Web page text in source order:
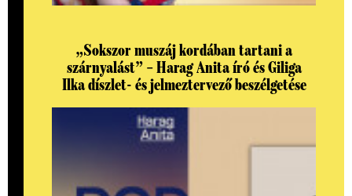
„Sokszor muszáj kordában tartani a
szárnyalást” – Harag Anita író és Giliga
Ilka díszlet- és jelmeztervező beszélgetése